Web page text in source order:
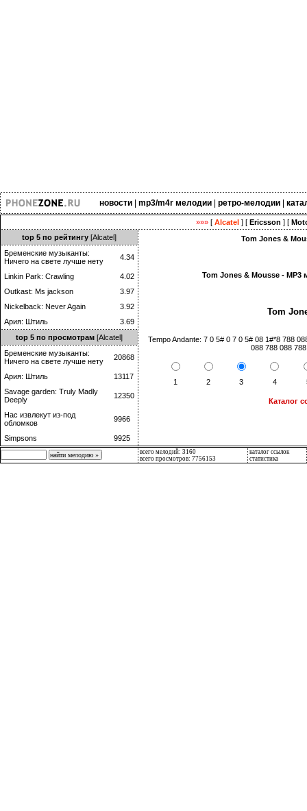
новости| mp3/m4r мелодии| ретро-мелодии|
»»»[ Alcatel] [ Ericsson ] [
top 5 по рейтингу [Alcatel]
Бременские музыканты:
Ничего на свете лучше нету
4.34
Linkin Park: Crawling
4.02
Outkast: Ms jackson
3.97
Nickelback: Never Again
3.92
Ария: Штиль
3.69
top 5 по просмотрам [Alcatel]
Бременские музыканты:
Ничего на свете лучше нету
20868
Ария: Штиль
13117
Savage garden: Truly Madly
Deeply
12350
Нас извлекут из-под
обломков
9966
Simpsons 9925
Tom Jones &
Tom Jones & Mousse -
Tom
Tempo Andante: 7 0 5# 0 7 0 5# 08 1#*8 788
088 788 088
1 2 3 4
Каталог
всего мелодий: 3160
всего просмотров: 7756153
каталог ссылок
статистика